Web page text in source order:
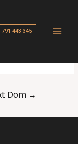
443 345
Dom →